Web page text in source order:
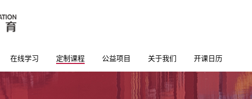
在线学习 定制课程 公益项目 关于我们 开课日历